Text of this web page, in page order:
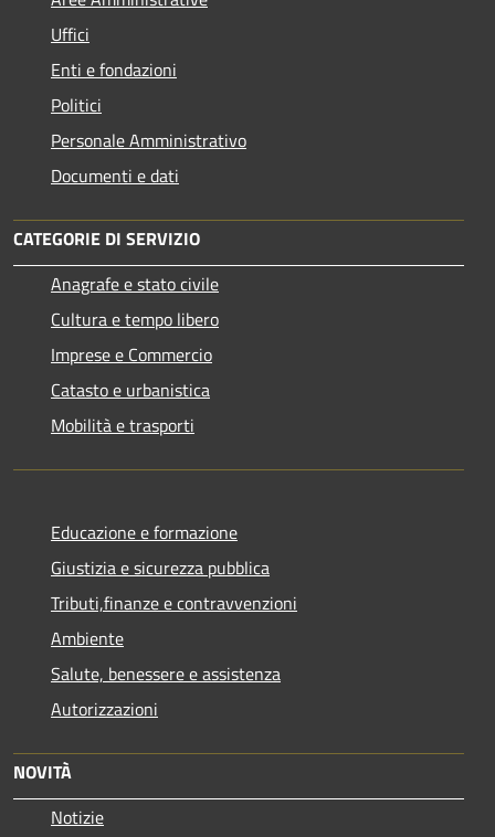
Uffici
Enti e fondazioni
Politici
Personale Amministrativo
Documenti e dati
CATEGORIE DI SERVIZIO
Anagrafe e stato civile
Cultura e tempo libero
Imprese e Commercio
Catasto e urbanistica
Mobilità e trasporti
Educazione e formazione
Giustizia e sicurezza pubblica
Tributi,finanze e contravvenzioni
Ambiente
Salute, benessere e assistenza
Autorizzazioni
NOVITÀ
Notizie